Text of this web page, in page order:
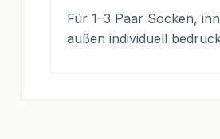
Für 1–3 Paar Socken,
außen individuell